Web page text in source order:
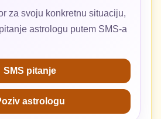
za svoju konkretnu situaciju,
astrologu putem SMS-a
SMS pitanje
astrologu